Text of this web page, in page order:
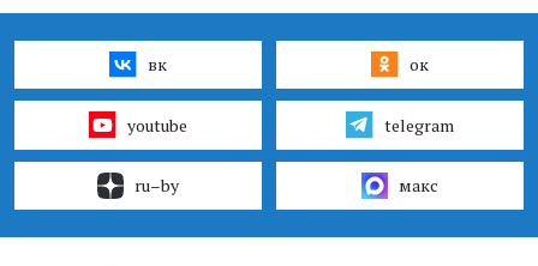
вк ок
youtube telegram
ru–by макс